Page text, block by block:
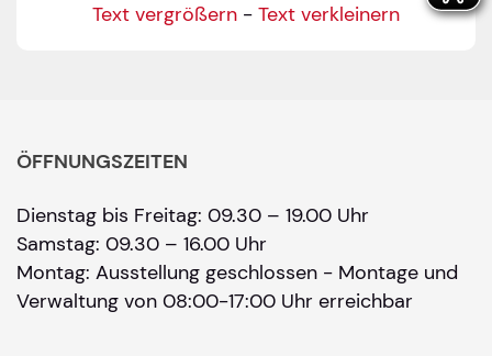
Text vergrößern - Text verkleinern
ÖFFNUNGSZEITEN
Dienstag bis Freitag: 09.30 – 19.00 Uhr
Samstag: 09.30 – 16.00 Uhr
Montag: Ausstellung geschlossen - Montage und
Verwaltung von 08:00-17:00 Uhr erreichbar